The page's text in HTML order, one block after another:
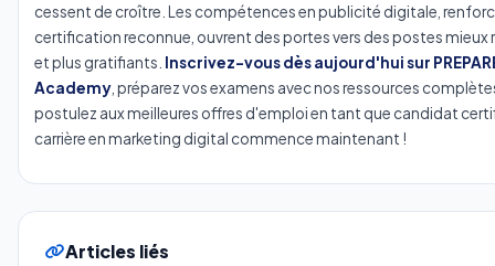
cessent de croître. Les compétences en publicité digitale,
certification reconnue, ouvrent des portes vers des postes mieux
et plus gratifiants. Inscrivez-vous dès aujourd'hui sur
Academy, préparez vos examens avec nos ressources
postulez aux meilleures offres d'emploi en tant que candidat
carrière en marketing digital commence maintenant !
Articles liés